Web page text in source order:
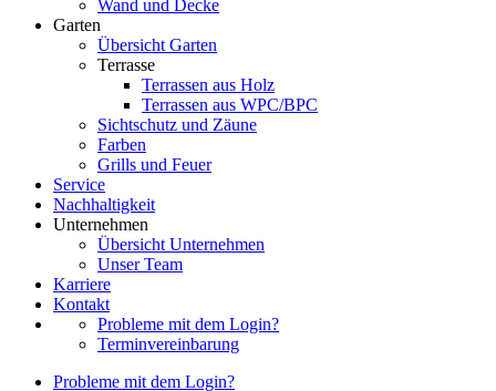
Wand und Decke
Garten
Übersicht Garten
Terrasse
Terrassen aus Holz
Terrassen aus WPC/BPC
Sichtschutz und Zäune
Farben
Grills und Feuer
Service
Nachhaltigkeit
Unternehmen
Übersicht Unternehmen
Unser Team
Karriere
Kontakt
Probleme mit dem Login?
Terminvereinbarung
Probleme mit dem Login?